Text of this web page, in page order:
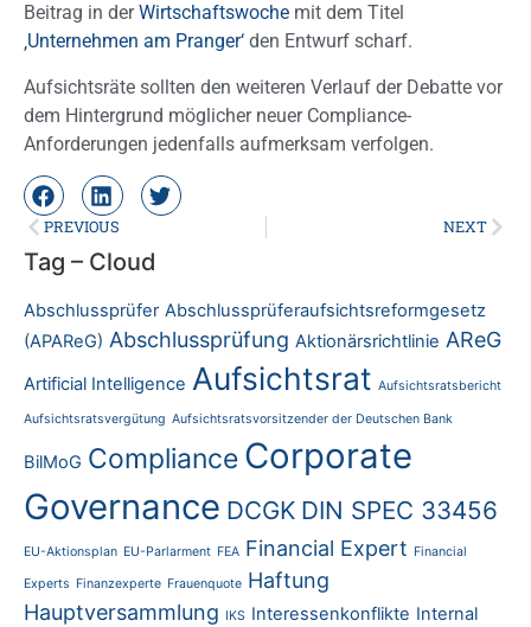
Beitrag in derWirtschaftswoche mit dem Titel
‚Unternehmen am Pranger‘ den Entwurf scharf.
Aufsichtsräte sollten den weiteren Verlauf der Debatte vor
dem Hintergrund möglicher neuer Compliance-
Anforderungen jedenfalls aufmerksam verfolgen.
PREVIOUS NEXT
Tag – Cloud
Abschlussprüfer Abschlussprüferaufsichtsreformgesetz
(APAReG) Abschlussprüfung Aktionärsrichtlinie AReG
Artificial Intelligence Aufsichtsrat Aufsichtsratsbericht
Aufsichtsratsvergütung Aufsichtsratsvorsitzender der Deutschen Bank
BilMoG Compliance Corporate
Governance DCGK DIN SPEC 33456
EU-Aktionsplan EU-Parlarment FEA Financial Expert Financial
Experts Finanzexperte Frauenquote Haftung
Hauptversammlung IKS Interessenkonflikte Internal